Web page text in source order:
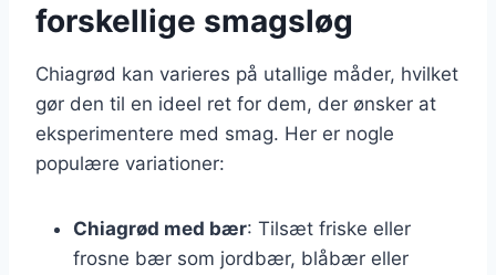
forskellige smagsløg
Chiagrød kan varieres på utallige måder, hvilket
gør den til en ideel ret for dem, der ønsker at
eksperimentere med smag. Her er nogle
populære variationer:
Chiagrød med bær: Tilsæt friske eller
frosne bær som jordbær, blåbær eller